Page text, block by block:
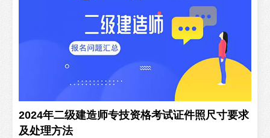
2024年二级建造师专技资格考试证件照尺寸要求
及处理方法